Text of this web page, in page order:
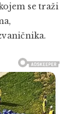
se traži